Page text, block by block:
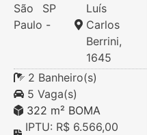
São
Paulo
SP
-
Luís
Carlos
Berrini,
1645
2 Banheiro(s)
5 Vaga(s)
322 m² BOMA
IPTU: R$ 6.566,00